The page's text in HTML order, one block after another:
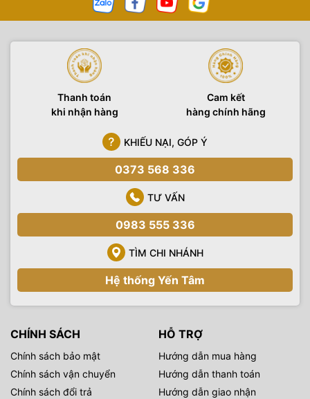
Thanh toán
khi nhận hàng
Cam kết
hàng chính hãng
KHIẾU NẠI, GÓP Ý
0373 568 336
TƯ VẤN
0983 555 336
TÌM CHI NHÁNH
Hệ thống Yến Tâm
CHÍNH SÁCH
Chính sách bảo mật
Chính sách vận chuyển
Chính sách đổi trả
HỖ TRỢ
Hướng dẫn mua hàng
Hướng dẫn thanh toán
Hướng dẫn giao nhận